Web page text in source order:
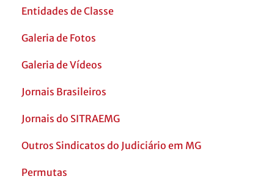
Entidades de Classe
Galeria de Fotos
Galeria de Vídeos
Jornais Brasileiros
Jornais do SITRAEMG
Outros Sindicatos do Judiciário em MG
Permutas